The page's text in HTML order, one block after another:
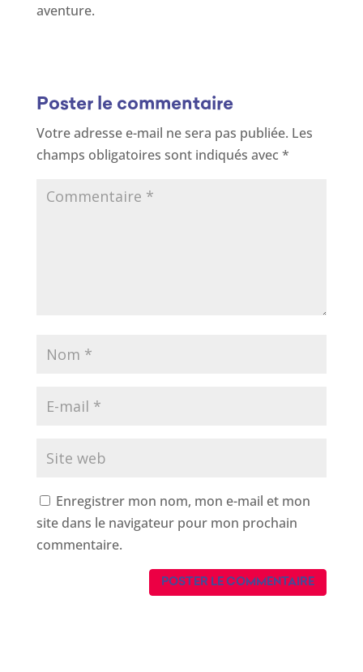
aventure.
Poster le commentaire
Votre adresse e-mail ne sera pas publiée. Les
champs obligatoires sont indiqués avec *
Enregistrer mon nom, mon e-mail et mon
site dans le navigateur pour mon prochain
commentaire.